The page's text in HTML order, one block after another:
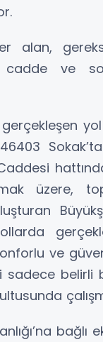
alan,
cadde ve
üzere,
ve
sadece